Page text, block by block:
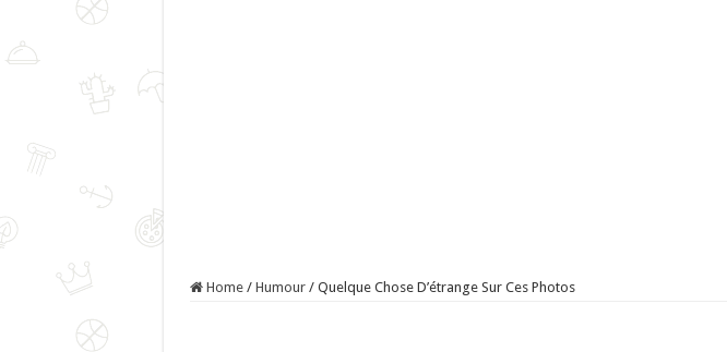
Home / Humour / Quelque Chose D’étrange Sur Ces Photos